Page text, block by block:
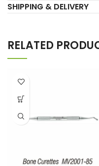
SHIPPING & DELIVERY
RELATED